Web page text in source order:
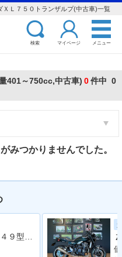
Ｌ７５０トランザルプ(中古車)一覧
検索 マイページ メニュー
401～750cc,中古車) 0件中 0
みつかりませんでした。
レブル２５０ ＭＣ４９型 ２０１９年モデル 社外タンクカバー サイドバック 社外マフラー アラーム